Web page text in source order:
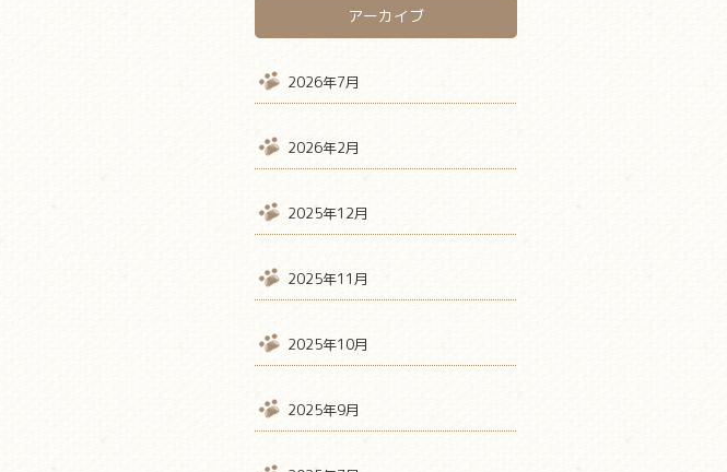
アーカイブ
2026年7月
2026年2月
2025年12月
2025年11月
2025年10月
2025年9月